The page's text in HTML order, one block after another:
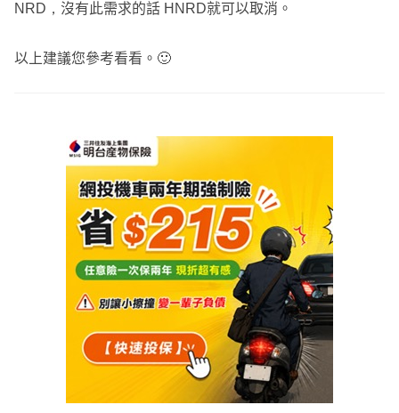
NRD，沒有此需求的話 HNRD就可以取消。
以上建議您參考看看。🙂